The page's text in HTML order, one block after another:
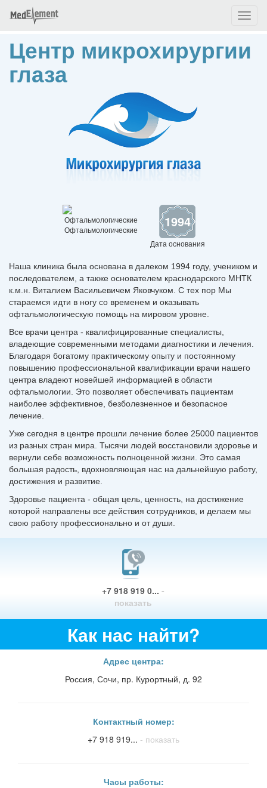
Центр микрохирургии
глаза
Офтальмологические 1994
Дата основания
Наша клиника была основана в далеком 1994 году, учеником и
последователем, а также основателем краснодарского МНТК
к.м.н. Виталием Васильевичем Яковчуком. С тех пор Мы
стараемся идти в ногу со временем и оказывать
офтальмологическую помощь на мировом уровне.
Все врачи центра - квалифицированные специалисты,
владеющие современными методами диагностики и лечения.
Благодаря богатому практическому опыту и постоянному
повышению профессиональной квалификации врачи нашего
центра владеют новейшей информацией в области
офтальмологии. Это позволяет обеспечивать пациентам
наиболее эффективное, безболезненное и безопасное
лечение.
Уже сегодня в центре прошли лечение более 25000 пациентов
из разных стран мира. Тысячи людей восстановили здоровье и
вернули себе возможность полноценной жизни. Это самая
большая радость, вдохновляющая нас на дальнейшую работу,
достижения и развитие.
Здоровье пациента - общая цель, ценность, на достижение
которой направлены все действия сотрудников, и делаем мы
свою работу профессионально и от души.
+7 918 919 0...-
показать
Как нас найти?
Адрес центра:
Россия, Сочи, пр. Курортный, д. 92
Контактный номер:
+7 918 919... - показать
Часы работы: